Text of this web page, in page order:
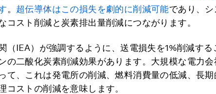
。 超伝導体はこの損失を劇的に削減可能であり、シ
コスト削減と炭素排出量削減につながります。
（IEA）が強調するように、送電損失を1%削減する
の二酸化炭素削減効果があります。大規模な電力会
て、これは発電所の削減、燃料消費量の低減、長期
コストの削減を意味します。